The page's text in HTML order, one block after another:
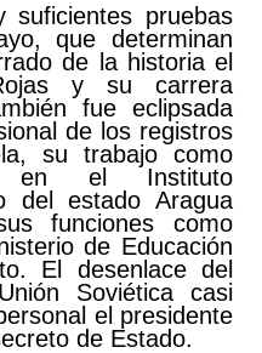
suficientes pruebas
que determinan
de la historia el
y su carrera
fue eclipsada
de los registros
su trabajo como
en el Instituto
del estado Aragua
funciones como
de Educación
El desenlace del
Soviética casi
el presidente
de Estado.